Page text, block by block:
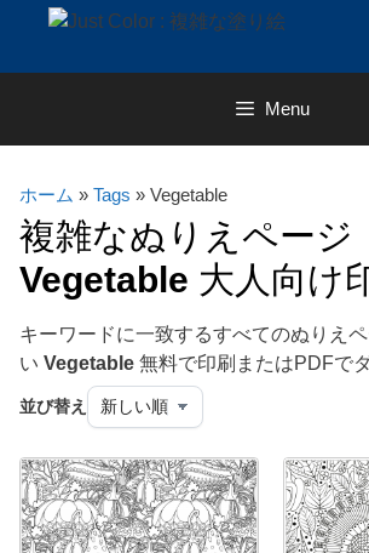
content
Menu
ホーム » Tags » Vegetable
複雑なぬりえページ
Vegetable 大人向け
キーワードに一致するすべてのぬりえ
い Vegetable 無料で印刷またはPDFで
並び替え